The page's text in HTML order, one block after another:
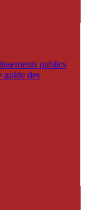
publics
guide des